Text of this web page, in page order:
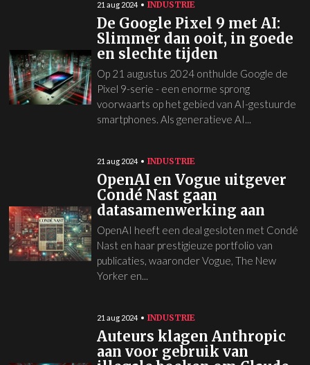
21 aug 2024 INDUSTRIE
De Google Pixel 9 met AI:
Slimmer dan ooit, in goede
en slechte tijden
Op 21 augustus 2024 onthulde Google de
Pixel 9-serie - een enorme sprong
voorwaarts op het gebied van AI-gestuurde
smartphones. Als generatieve AI...
21 aug 2024 INDUSTRIE
OpenAI en Vogue uitgever
Condé Nast gaan
datasamenwerking aan
OpenAI heeft een deal gesloten met Condé
Nast en haar prestigieuze portfolio van
publicaties, waaronder Vogue, The New
Yorker en...
21 aug 2024 INDUSTRIE
Auteurs klagen Anthropic
aan voor gebruik van